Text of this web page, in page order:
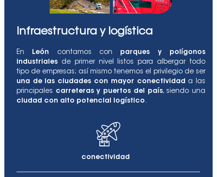
Infraestructura y logística
En León contamos con
parques y polígonos
industrialesde primer nivel listos para albergar todo
tipo de empresas; así mismo tenemos el privilegio de ser
una de las ciudades con mayor conectividad a las
principales carreteras y puertos del país, siendo una
ciudad con alto potencial logístico .
conectividad